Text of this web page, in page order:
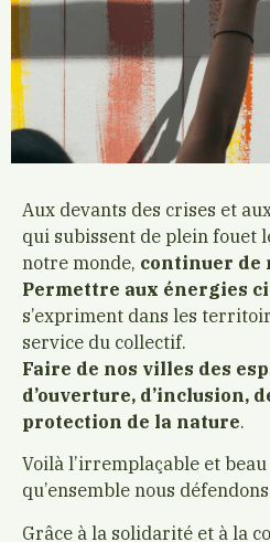
Aux devants des crises et
qui subissent de plein fouet
notre monde, continuer de
Permettre aux énergies
s’expriment dans les
service du collectif.
Faire de nos villes des
d’ouverture, d’inclusion,
protection de la nature.
Voilà l’irremplaçable et
qu’ensemble nous
Grâce à la solidarité et à la